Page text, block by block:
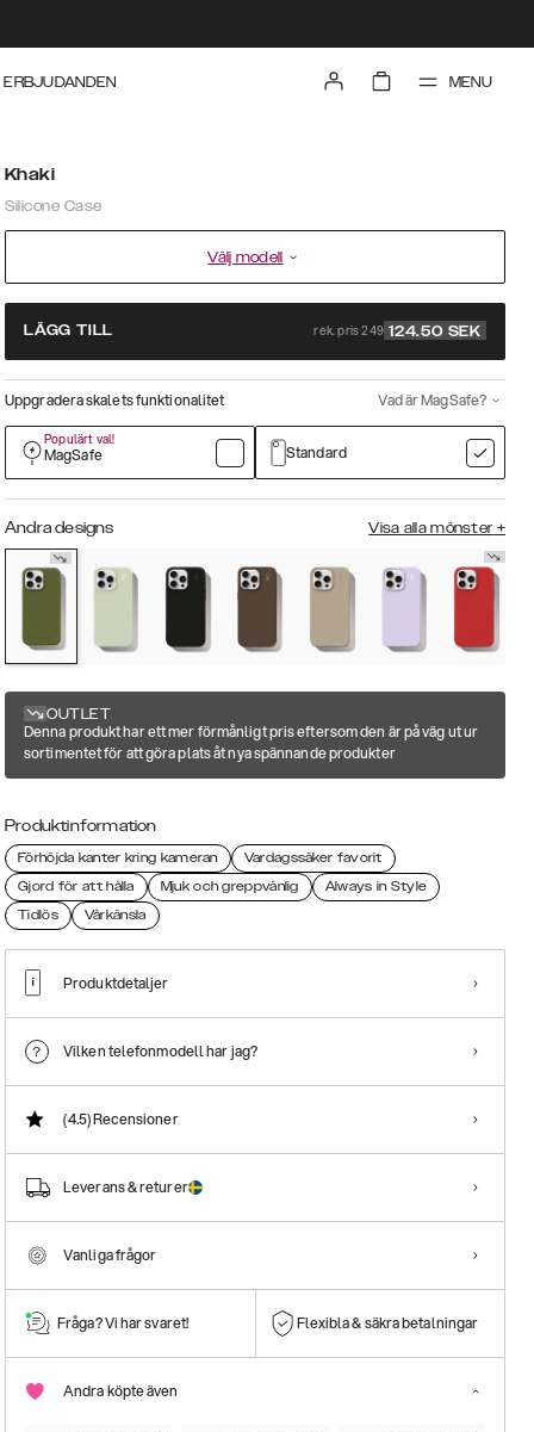
ERBJUDANDEN MENU
Khaki
Silicone Case
Välj modell
LÄGG TILL rek. pris 249 124.50 SEK
Uppgradera skalets funktionalitet Vad är MagSafe?
Populärt val!
MagSafe Standard
Andra designs Visa alla mönster +
OUTLET
Denna produkt har ett mer förmånligt pris eftersom den är på väg ut ur
sortimentet för att göra plats åt nya spännande produkter
Produktinformation
Förhöjda kanter kring kameran
Vardagssäker favorit
Gjord för att hålla
Mjuk och greppvänlig
Always in Style
Tidlös
Vårkänsla
Produktdetaljer
Vilken telefonmodell har jag?
(4.5)Recensioner
Leverans & returer
Vanliga frågor
Fråga? Vi har svaret! Flexibla & säkra betalningar
Andra köpte även